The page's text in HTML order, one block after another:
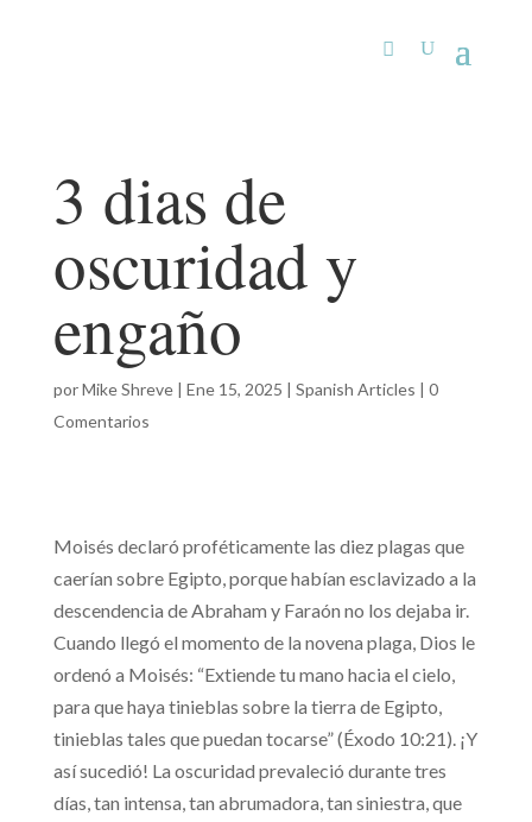
3 dias de
oscuridad y
engaño
porMike Shreve| Ene 15, 2025 | Spanish Articles | 0
Comentarios
Moisés declaró proféticamente las diez plagas que
caerían sobre Egipto, porque habían esclavizado a la
descendencia de Abraham y Faraón no los dejaba ir.
Cuando llegó el momento de la novena plaga, Dios le
ordenó a Moisés: “Extiende tu mano hacia el cielo,
para que haya tinieblas sobre la tierra de Egipto,
tinieblas tales que puedan tocarse” (Éxodo 10:21). ¡Y
así sucedió! La oscuridad prevaleció durante tres
días, tan intensa, tan abrumadora, tan siniestra, que